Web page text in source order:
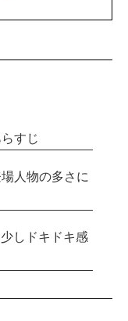
すじ
人物の多さに
しドキドキ感